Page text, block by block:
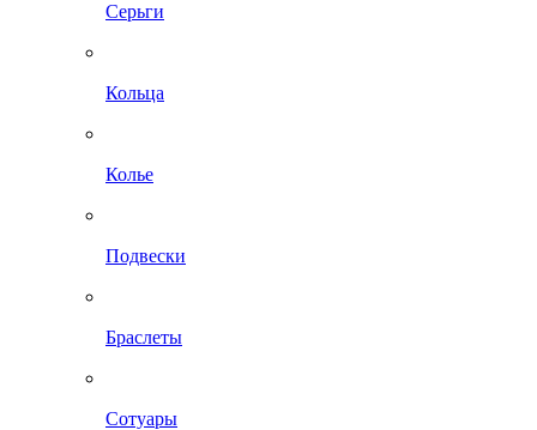
Серьги
Кольца
Колье
Подвески
Браслеты
Сотуары